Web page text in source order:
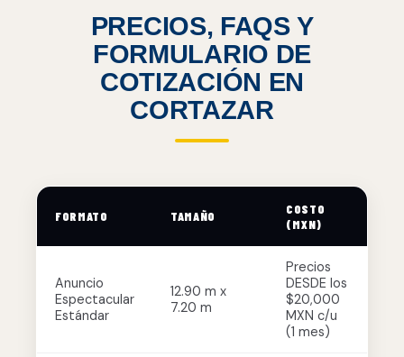
PRECIOS, FAQS Y
FORMULARIO DE
COTIZACIÓN EN
CORTAZAR
FORMATO TAMAÑO
COSTO
(MXN)
Anuncio
Espectacular
Estándar
12.90 m x
7.20 m
Precios
DESDE los
$20,000
MXN c/u
(1 mes)